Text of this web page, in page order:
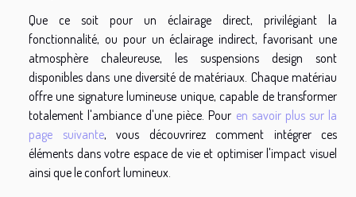
Que ce soit pour un éclairage direct, privilégiant la
fonctionnalité, ou pour un éclairage indirect, favorisant une
atmosphère chaleureuse, les suspensions design sont
disponibles dans une diversité de matériaux. Chaque matériau
offre une signature lumineuse unique, capable de transformer
totalement l'ambiance d'une pièce. Pour en savoir plus sur la
page suivante, vous découvrirez comment intégrer ces
éléments dans votre espace de vie et optimiser l'impact visuel
ainsi que le confort lumineux.